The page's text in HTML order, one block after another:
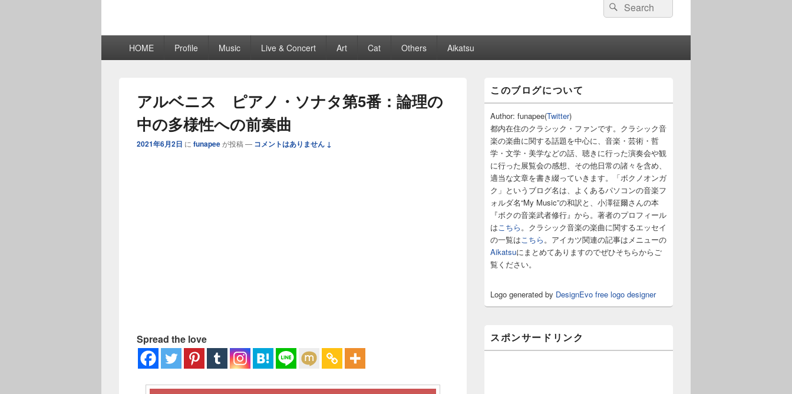
検
索:
検
索
HOME Profile Music Live & Concert Art Cat Others Aikatsu
アルベニス ピアノ・ソナタ第5番：論理の
中の多様性への前奏曲
2021年6月2日 に funapeeが投稿 — コメントはありません ↓
Spread the love
ン
サ
イ
バ
ー
ウ
ィ
ジ
エ
リ
ア
このブログについて
Author: funapee(Twitter)
都内在住のクラシック・ファンです。クラシック音
楽の楽曲に関する話題を中心に、音楽・芸術・哲
学・文学・美学などの話、聴きに行った演奏会や観
に行った展覧会の感想、その他日常の諸々を含め、
適当な文章を書き綴っていきます。「ボクノオンガ
ク」というブログ名は、よくあるパソコンの音楽フ
ォルダ名“My Music”の和訳と、小澤征爾さんの本
『ボクの音楽武者修行』から。著者のプロフィール
は こちら 。クラシック音楽の楽曲に関するエッセイ
の一覧は こちら 。アイカツ関連の記事はメニューの
Aikatsuにまとめてありますのでぜひそちらからご
覧ください。
Logo generated by DesignEvo free logo designer
スポンサードリンク